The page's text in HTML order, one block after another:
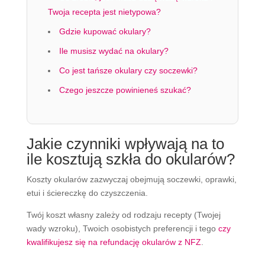
Twoja recepta jest nietypowa?
Gdzie kupować okulary?
Ile musisz wydać na okulary?
Co jest tańsze okulary czy soczewki?
Czego jeszcze powinieneś szukać?
Jakie czynniki wpływają na to
ile kosztują szkła do okularów?
Koszty okularów zazwyczaj obejmują soczewki, oprawki,
etui i ściereczkę do czyszczenia.
Twój koszt własny zależy od rodzaju recepty (Twojej
wady wzroku), Twoich osobistych preferencji i tego czy
kwalifikujesz się na refundację okularów z NFZ